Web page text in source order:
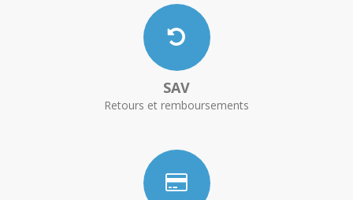
SAV
Retours et remboursements